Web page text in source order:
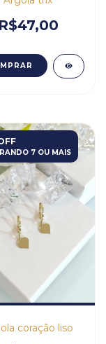
R$47,00
7 OU MAIS
coração liso